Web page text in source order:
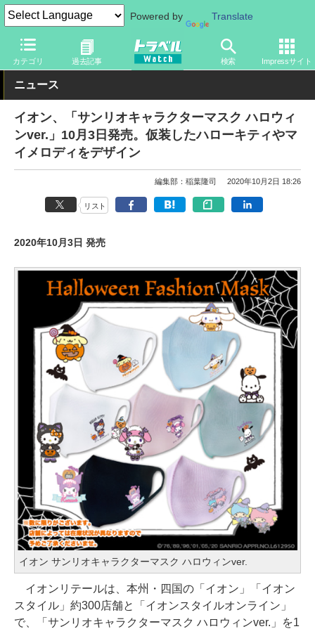
Powered by Translate
カテゴリ 過去記事 検索 Impressサイト
トラベル Watch 旅のアイテム その他
ニュース
イオン、「サンリオキャラクターマスク ハロウィ
ンver.」10月3日発売。仮装したハローキティやマ
イメロディをデザイン
編集部：稲葉隆司 2020年10月2日 18:26
リスト
2020年10月3日 発売
イオン サンリオキャラクターマスク ハロウィンver.
イオンリテールは、本州・四国の「イオン」「イオン
スタイル」約300店舗と「イオンスタイルオンライン」
で、「サンリオキャラクターマスク ハロウィンver.」を1